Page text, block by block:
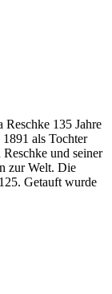
135 Jahre
als Tochter
und seiner
zur Welt. Die
Getauft wurde